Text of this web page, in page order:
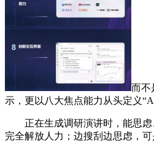
而不
示，更以八大焦点能力从头定义
正在生成调研演讲时，能思虑
完全解放人力；边搜刮边思虑，